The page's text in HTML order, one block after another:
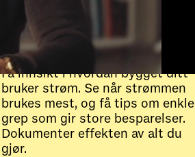
går og hvor du kan
spare
Få innsikt i hvordan bygget ditt
bruker strøm. Se når strømmen
brukes mest, og få tips om enkle
grep som gir store besparelser.
Dokumenter effekten av alt du
gjør.